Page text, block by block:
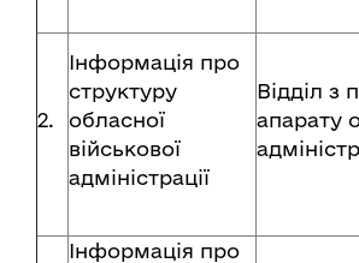
2.
Інформація про
структуру
обласної
військової
адміністрації
Відділ з
апарату
Інформація про